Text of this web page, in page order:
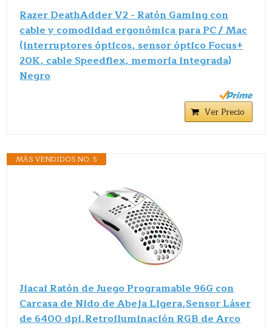
Razer DeathAdder V2 - Ratón Gaming con
cable y comodidad ergonómica para PC / Mac
(interruptores ópticos, sensor óptico Focus+
20K, cable Speedflex, memoria integrada)
Negro
Ver Precio
MÁS VENDIDOS NO. 5
Jiacai Ratón de Juego Programable 96G con
Carcasa de Nido de Abeja Ligera,Sensor Láser
de 6400 dpi,Retroiluminación RGB de Arco